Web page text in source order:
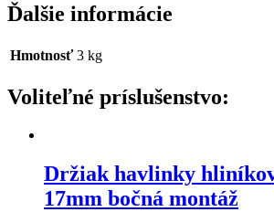
Ďalšie informácie
Hmotnosť 3 kg
Držiak havlinky
17mm bočná montáž